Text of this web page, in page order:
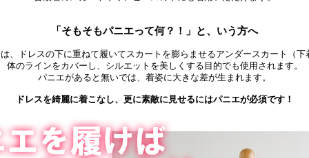
「そもそもパニエって何？！」と、いう方へ
は、ドレスの下に重ねて履いてスカートを膨らませるアンダースカート（下
体のラインをカバーし、シルエットを美しくする目的でも使用されます。
パニエがあると無いでは、着姿に大きな差が生まれます。
ドレスを綺麗に着こなし、更に素敵に見せるにはパニエが必須です！